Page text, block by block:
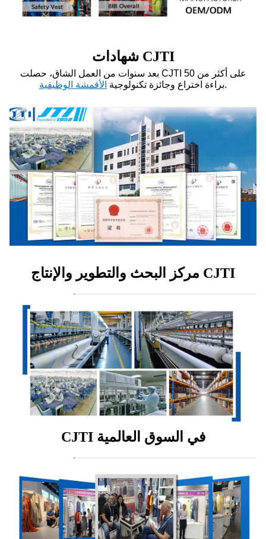
شهادات CJTI
بعد سنوات من العمل الشاق، حصلت CJTI على أكثر من 50
براءة اختراع وجائزة تكنولوجية الأقمشة الوظيفية .
مركز البحث والتطوير والإنتاج CJTI
CJTI في السوق العالمية